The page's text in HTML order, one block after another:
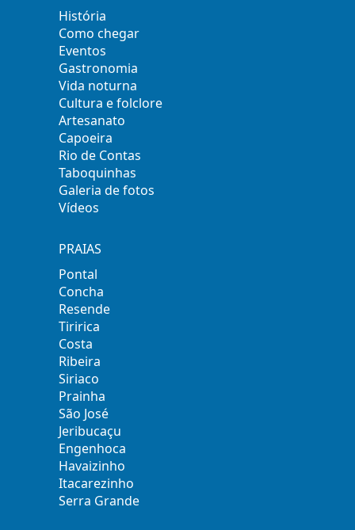
História
Como chegar
Eventos
Gastronomia
Vida noturna
Cultura e folclore
Artesanato
Capoeira
Rio de Contas
Taboquinhas
Galeria de fotos
Vídeos
PRAIAS
Pontal
Concha
Resende
Tiririca
Costa
Ribeira
Siriaco
Prainha
São José
Jeribucaçu
Engenhoca
Havaizinho
Itacarezinho
Serra Grande